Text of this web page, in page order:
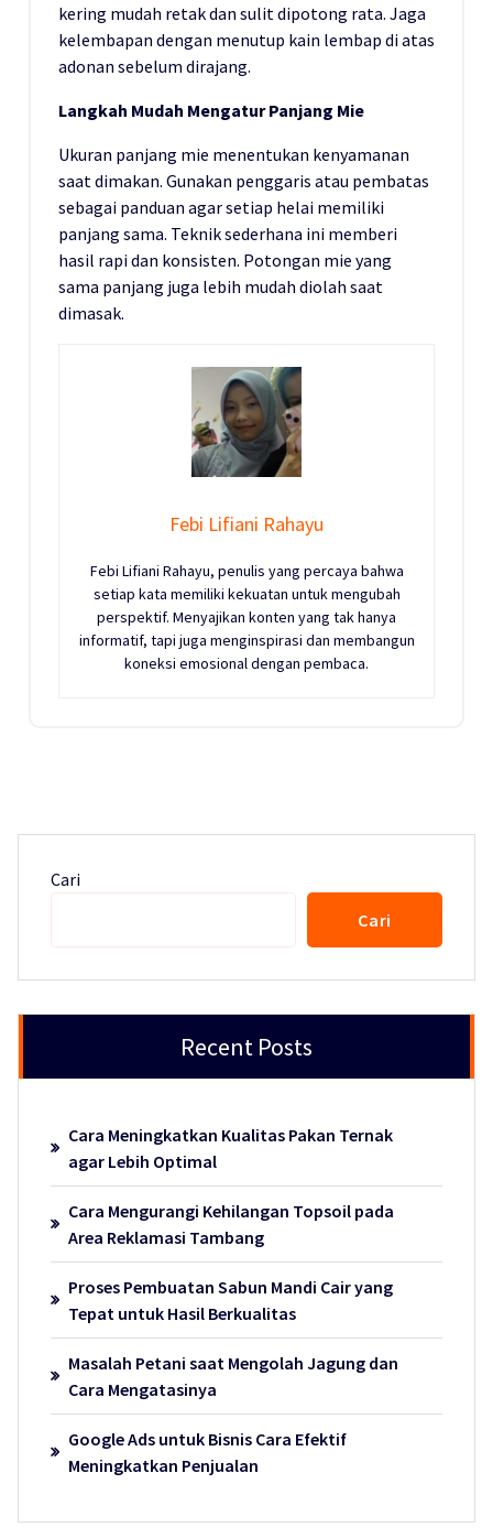
kering mudah retak dan sulit dipotong rata. Jaga
kelembapan dengan menutup kain lembap di atas
adonan sebelum dirajang.
Langkah Mudah Mengatur Panjang Mie
Ukuran panjang mie menentukan kenyamanan
saat dimakan. Gunakan penggaris atau pembatas
sebagai panduan agar setiap helai memiliki
panjang sama. Teknik sederhana ini memberi
hasil rapi dan konsisten. Potongan mie yang
sama panjang juga lebih mudah diolah saat
dimasak.
Febi Lifiani Rahayu
Febi Lifiani Rahayu, penulis yang percaya bahwa
setiap kata memiliki kekuatan untuk mengubah
perspektif. Menyajikan konten yang tak hanya
informatif, tapi juga menginspirasi dan membangun
koneksi emosional dengan pembaca.
Cari
Cari
Recent Posts
Cara Meningkatkan Kualitas Pakan Ternak
agar Lebih Optimal
Cara Mengurangi Kehilangan Topsoil pada
Area Reklamasi Tambang
Proses Pembuatan Sabun Mandi Cair yang
Tepat untuk Hasil Berkualitas
Masalah Petani saat Mengolah Jagung dan
Cara Mengatasinya
Google Ads untuk Bisnis Cara Efektif
Meningkatkan Penjualan